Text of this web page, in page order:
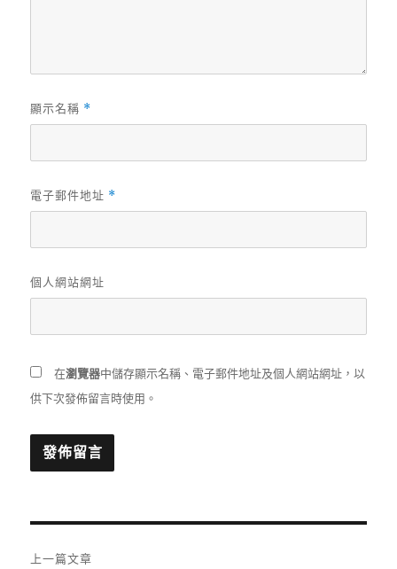
顯示名稱 *
電子郵件地址 *
個人網站網址
在瀏覽器中儲存顯示名稱、電子郵件地址及個人網站網址，以
供下次發佈留言時使用。
上一篇文章